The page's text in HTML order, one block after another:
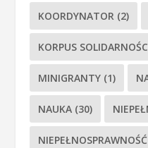
KOORDYNATOR (2)
KORPUS
MINIGRANTY (1)
NAUKA (30)
NIEPEŁNOSPRAWNOŚĆ